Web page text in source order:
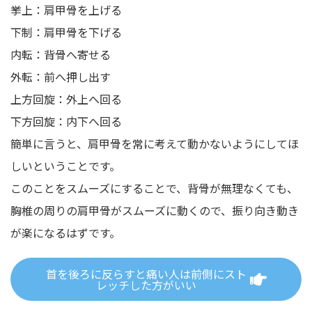
挙上：肩甲骨を上げる
下制：肩甲骨を下げる
内転：背骨へ寄せる
外転：前へ押し出す
上方回旋：外上へ回る
下方回旋：内下へ回る
簡単に言うと、肩甲骨を常に考えて動かないようにしてほ
しいということです。
このことをスムーズにすることで、背骨が無理なくても、
胸椎の周りの肩甲骨がスムーズに動くので、振り向き動き
が楽になるはずです。
首を後ろに反らすと痛い人は前側にスト
レッチした方がいい